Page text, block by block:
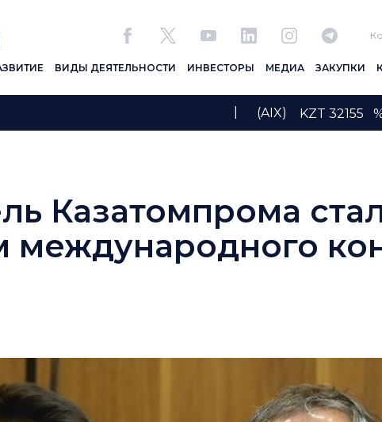
ВИДЫ ДЕЯТЕЛЬНОСТИ ИНВЕСТОРЫ МЕДИА ЗАКУПКИ
(AIX) KZT
Казатомпрома
международного